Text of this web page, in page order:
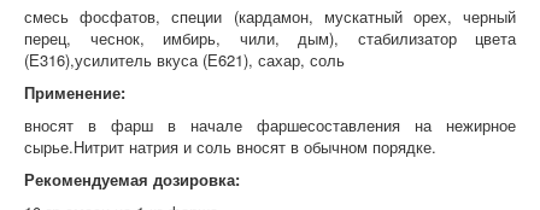
смесь фосфатов, специи (кардамон, мускатный орех, черный
перец, чеснок, имбирь, чили, дым), стабилизатор цвета
(Е316),усилитель вкуса (Е621), сахар, соль
Применение:
вносят в фарш в начале фаршесоставления на нежирное
сырье.Нитрит натрия и соль вносят в обычном порядке.
Рекомендуемая дозировка: